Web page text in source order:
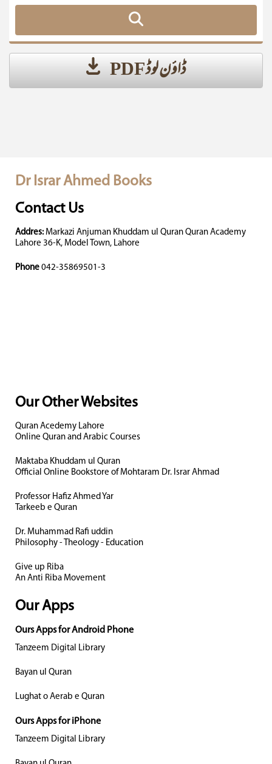
ڈاؤن لوڈ PDF
Dr Israr Ahmed Books
Contact Us
Addres: Markazi Anjuman Khuddam ul Quran Quran Academy
Lahore 36-K, Model Town, Lahore
Phone 042-35869501-3
Our Other Websites
Quran Acedemy Lahore
Online Quran and Arabic Courses
Maktaba Khuddam ul Quran
Official Online Bookstore of Mohtaram Dr. Israr Ahmad
Professor Hafiz Ahmed Yar
Tarkeeb e Quran
Dr. Muhammad Rafi uddin
Philosophy - Theology - Education
Give up Riba
An Anti Riba Movement
Our Apps
Ours Apps for Android Phone
Tanzeem Digital Library
Bayan ul Quran
Lughat o Aerab e Quran
Ours Apps for iPhone
Tanzeem Digital Library